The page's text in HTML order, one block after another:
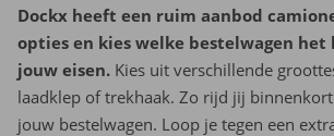
Dockx heeft een ruim aanbod
opties en kies welke bestelwagen het
jouw eisen. Kies uit verschillende
laadklep of trekhaak. Zo rijd jij
jouw bestelwagen. Loop je tegen een